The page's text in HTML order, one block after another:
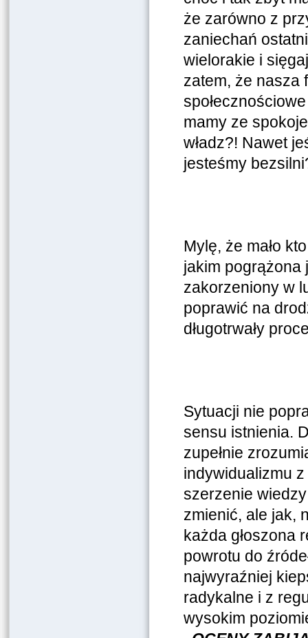
że zarówno z
zaniechań
wielorakie i
zatem, że nasza
mamy ze
władz?! Nawet
jesteśmy
Mylę, że mało
jakim pogrążona
zakorzeniony w
poprawić na
długotrwały
Sytuacji nie
sensu istnienia.
zupełnie
indywidualizmu z
szerzenie
zmienić, ale jak,
każda głoszona
powrotu do
najwyraźniej
radykalne i z
wysokim